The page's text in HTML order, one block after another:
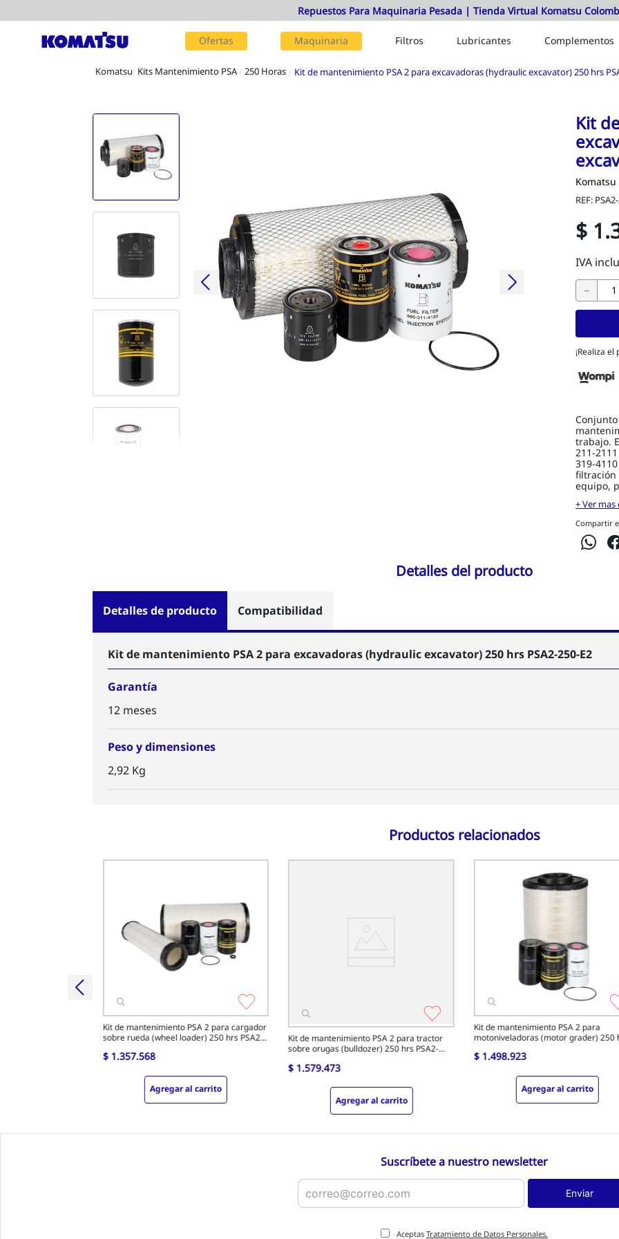
Ofertas Maquinaria Filtros Lubricantes Complementos
Kits Mantenimiento PSA 250 Horas Kit de mantenimiento PSA 2 para excavadoras (hydraulic excavator) 250 hrs
Kit
Komatsu
REF:
$ 1.
－
¡Realiza
trabajo.
211-
319-
filtración
equipo,
+ Ver
Compartir
Detalles del producto
Detalles de producto Compatibilidad
Kit de mantenimiento PSA 2 para excavadoras (hydraulic excavator) 250 hrs PSA2-250-E2
Garantía
12 meses
Peso y dimensiones
2,92 Kg
Productos relacionados
Kit de mantenimiento PSA 2 para cargador
sobre rueda (wheel loader) 250 hrs PSA2-
$ 1.357.568
Agregar al carrito
Kit de mantenimiento PSA 2 para tractor
sobre orugas (bulldozer) 250 hrs PSA2-
$ 1.579.473
Agregar al carrito
Kit de mantenimiento PSA 2 para
motoniveladoras (motor grader) 250
$ 1.498.923
Agregar al carrito
Suscríbete a nuestro newsletter
Enviar
Aceptas Tratamiento de Datos Personales.